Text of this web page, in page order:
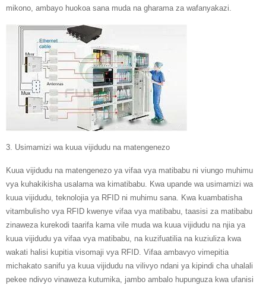
mikono, ambayo huokoa sana muda na gharama za wafanyakazi.
3. Usimamizi wa kuua vijidudu na matengenezo
Kuua vijidudu na matengenezo ya vifaa vya matibabu ni viungo muhimu
vya kuhakikisha usalama wa kimatibabu. Kwa upande wa usimamizi wa
kuua vijidudu, teknolojia ya RFID ni muhimu sana. Kwa kuambatisha
vitambulisho vya RFID kwenye vifaa vya matibabu, taasisi za matibabu
zinaweza kurekodi taarifa kama vile muda wa kuua vijidudu na njia ya
kuua vijidudu ya vifaa vya matibabu, na kuzifuatilia na kuziuliza kwa
wakati halisi kupitia visomaji vya RFID. Vifaa ambavyo vimepitia
michakato sanifu ya kuua vijidudu na vilivyo ndani ya kipindi cha uhalali
pekee ndivyo vinaweza kutumika, jambo ambalo hupunguza kwa ufanisi